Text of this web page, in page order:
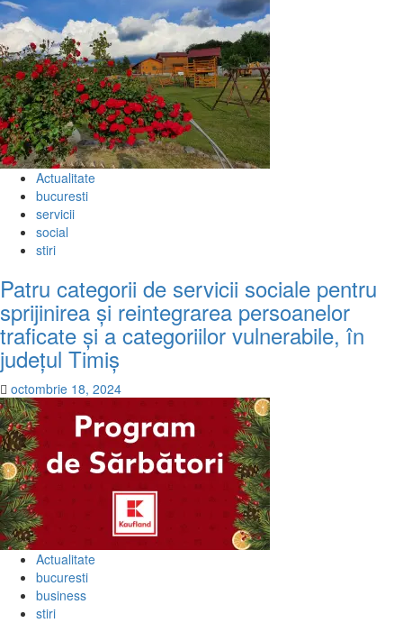
Actualitate
bucuresti
servicii
social
stiri
Patru categorii de servicii sociale pentru
sprijinirea și reintegrarea persoanelor
traficate și a categoriilor vulnerabile, în
județul Timiș
octombrie 18, 2024
Actualitate
bucuresti
business
stiri